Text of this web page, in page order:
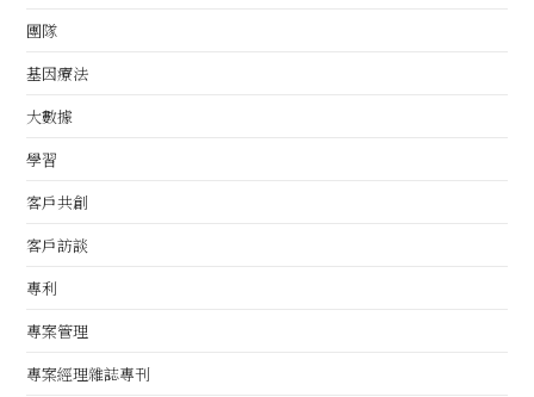
團隊
基因療法
大數據
學習
客戶共創
客戶訪談
專利
專案管理
專案經理雜誌專刊